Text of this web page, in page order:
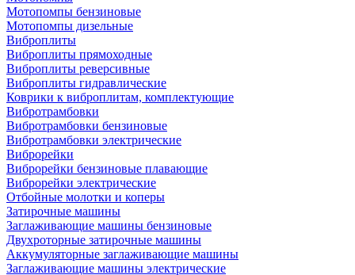
Мотопомпы бензиновые
Мотопомпы дизельные
Виброплиты
Виброплиты прямоходные
Виброплиты реверсивные
Виброплиты гидравлические
Коврики к виброплитам, комплектующие
Вибротрамбовки
Вибротрамбовки бензиновые
Вибротрамбовки электрические
Виброрейки
Виброрейки бензиновые плавающие
Виброрейки электрические
Отбойные молотки и коперы
Затирочные машины
Заглаживающие машины бензиновые
Двухроторные затирочные машины
Аккумуляторные заглаживающие машины
Заглаживающие машины электрические